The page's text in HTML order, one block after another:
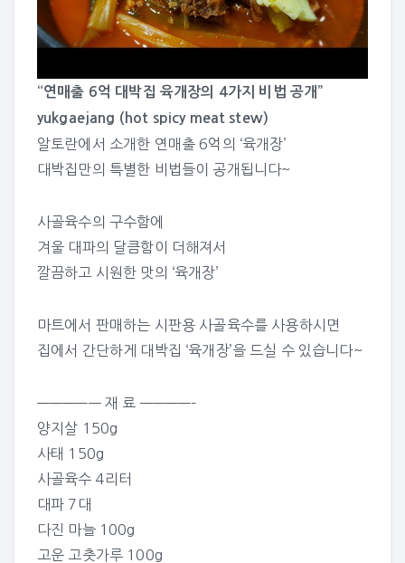
“연매출 6억 대박집 육개장의 4가지 비법 공개”
yukgaejang (hot spicy meat stew)
알토란에서 소개한 연매출 6억의 ‘육개장’
대박집만의 특별한 비법들이 공개됩니다~
사골육수의 구수함에
겨울 대파의 달큼함이 더해져서
깔끔하고 시원한 맛의 ‘육개장’
마트에서 판매하는 시판용 사골육수를 사용하시면
집에서 간단하게 대박집 ‘육개장’을 드실 수 있습니다~
————— 재 료 ————–
양지살 150g
사태 150g
사골육수 4리터
대파 7대
다진 마늘 100g
고운 고춧가루 100g